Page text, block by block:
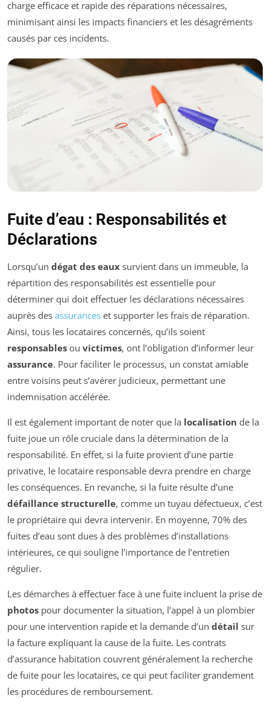
charge efficace et rapide des réparations nécessaires,
minimisant ainsi les impacts financiers et les désagréments
causés par ces incidents.
Fuite d’eau : Responsabilités et
Déclarations
Lorsqu’un dégat des eaux survient dans un immeuble, la
répartition des responsabilités est essentielle pour
déterminer qui doit effectuer les déclarations nécessaires
auprès des assurances et supporter les frais de réparation.
Ainsi, tous les locataires concernés, qu’ils soient
responsables ou victimes, ont l’obligation d’informer leur
assurance. Pour faciliter le processus, un constat amiable
entre voisins peut s’avérer judicieux, permettant une
indemnisation accélérée.
Il est également important de noter que la localisation de la
fuite joue un rôle cruciale dans la détermination de la
responsabilité. En effet, si la fuite provient d’une partie
privative, le locataire responsable devra prendre en charge
les conséquences. En revanche, si la fuite résulte d’une
défaillance structurelle, comme un tuyau défectueux, c’est
le propriétaire qui devra intervenir. En moyenne, 70% des
fuites d’eau sont dues à des problèmes d’installations
intérieures, ce qui souligne l’importance de l’entretien
régulier.
Les démarches à effectuer face à une fuite incluent la prise de
photos pour documenter la situation, l’appel à un plombier
pour une intervention rapide et la demande d’un détail sur
la facture expliquant la cause de la fuite. Les contrats
d’assurance habitation couvrent généralement la recherche
de fuite pour les locataires, ce qui peut faciliter grandement
les procédures de remboursement.